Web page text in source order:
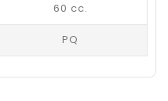
60 cc.
PQ